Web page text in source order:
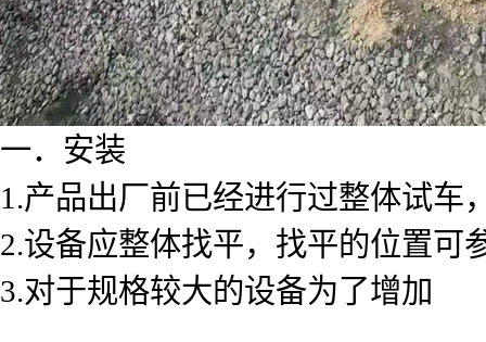
一．安装
1.产品出厂前已经进行过整体试车
2.设备应整体找平，找平的位置可
3.对于规格较大的设备为了增加